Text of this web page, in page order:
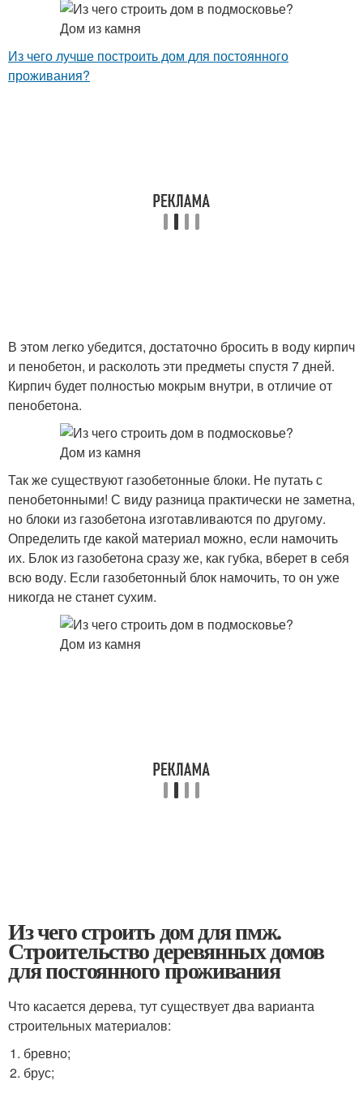
Из чего лучше построить дом для постоянного
проживания?
В этом легко убедится, достаточно бросить в воду кирпич
и пенобетон, и расколоть эти предметы спустя 7 дней.
Кирпич будет полностью мокрым внутри, в отличие от
пенобетона.
Так же существуют газобетонные блоки. Не путать с
пенобетонными! С виду разница практически не заметна,
но блоки из газобетона изготавливаются по другому.
Определить где какой материал можно, если намочить
их. Блок из газобетона сразу же, как губка, вберет в себя
всю воду. Если газобетонный блок намочить, то он уже
никогда не станет сухим.
Из чего строить дом для пмж.
Строительство деревянных домов
для постоянного проживания
Что касается дерева, тут существует два варианта
строительных материалов:
бревно;
брус;